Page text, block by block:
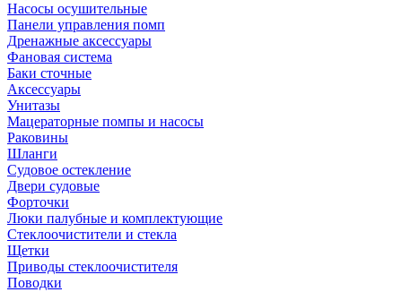
Насосы осушительные
Панели управления помп
Дренажные аксессуары
Фановая система
Баки сточные
Аксессуары
Унитазы
Мацераторные помпы и насосы
Раковины
Шланги
Судовое остекление
Двери судовые
Форточки
Люки палубные и комплектующие
Стеклоочистители и стекла
Щетки
Приводы стеклоочистителя
Поводки